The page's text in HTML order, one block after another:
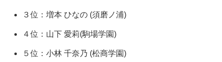
３位：増本 ひなの (須磨ノ浦)
４位：⼭下 愛莉(駒場学園)
５位：小林 千奈乃 (松商学園)